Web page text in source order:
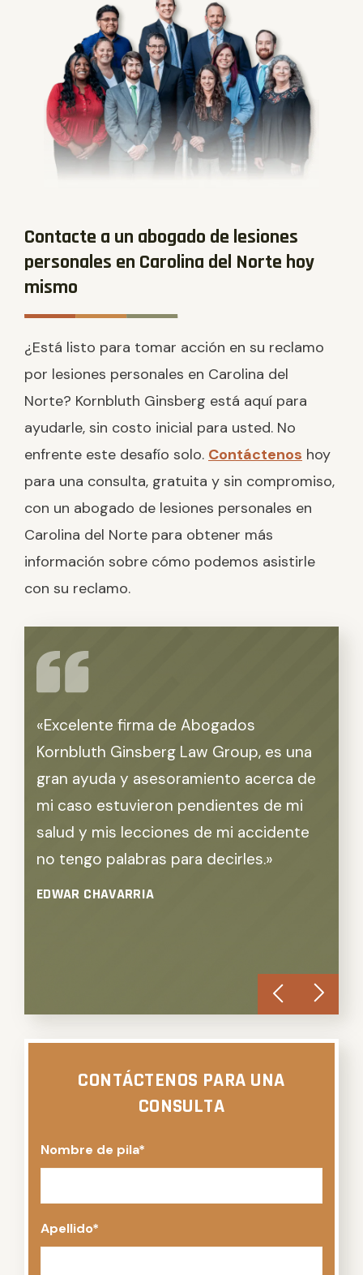
Contacte a un abogado de lesiones
personales en Carolina del Norte hoy
mismo
¿Está listo para tomar acción en su reclamo
por lesiones personales en Carolina del
Norte? Kornbluth Ginsberg está aquí para
ayudarle, sin costo inicial para usted. No
enfrente este desafío solo. Contáctenos hoy
para una consulta, gratuita y sin compromiso,
con un abogado de lesiones personales en
Carolina del Norte para obtener más
información sobre cómo podemos asistirle
con su reclamo.
«Excelente firma de Abogados
Kornbluth Ginsberg Law Group, es una
gran ayuda y asesoramiento acerca de
mi caso estuvieron pendientes de mi
salud y mis lecciones de mi accidente
no tengo palabras para decirles.»
EDWAR CHAVARRIA
CONTÁCTENOS PARA UNA
CONSULTA
Nombre de pila*
Apellido*